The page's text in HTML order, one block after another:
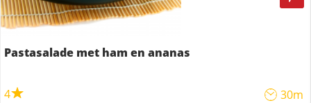
Pastasalade met ham en ananas
4 30m